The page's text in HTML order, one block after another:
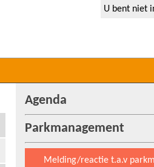
U bent niet
Agenda
Parkmanagement
Melding/reactie t.a.v